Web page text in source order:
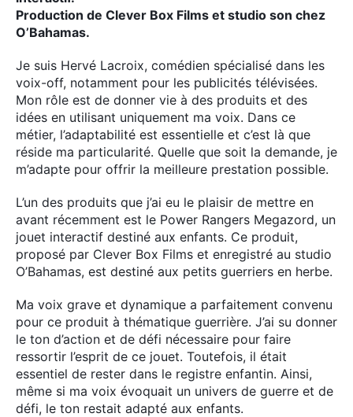
Production de Clever Box Films et studio son chez
O’Bahamas.
Je suis Hervé Lacroix, comédien spécialisé dans les
voix-off, notamment pour les publicités télévisées.
Mon rôle est de donner vie à des produits et des
idées en utilisant uniquement ma voix. Dans ce
métier, l’adaptabilité est essentielle et c’est là que
réside ma particularité. Quelle que soit la demande, je
m’adapte pour offrir la meilleure prestation possible.
L’un des produits que j’ai eu le plaisir de mettre en
avant récemment est le Power Rangers Megazord, un
jouet interactif destiné aux enfants. Ce produit,
proposé par Clever Box Films et enregistré au studio
O’Bahamas, est destiné aux petits guerriers en herbe.
Ma voix grave et dynamique a parfaitement convenu
pour ce produit à thématique guerrière. J’ai su donner
le ton d’action et de défi nécessaire pour faire
ressortir l’esprit de ce jouet. Toutefois, il était
essentiel de rester dans le registre enfantin. Ainsi,
même si ma voix évoquait un univers de guerre et de
défi, le ton restait adapté aux enfants.